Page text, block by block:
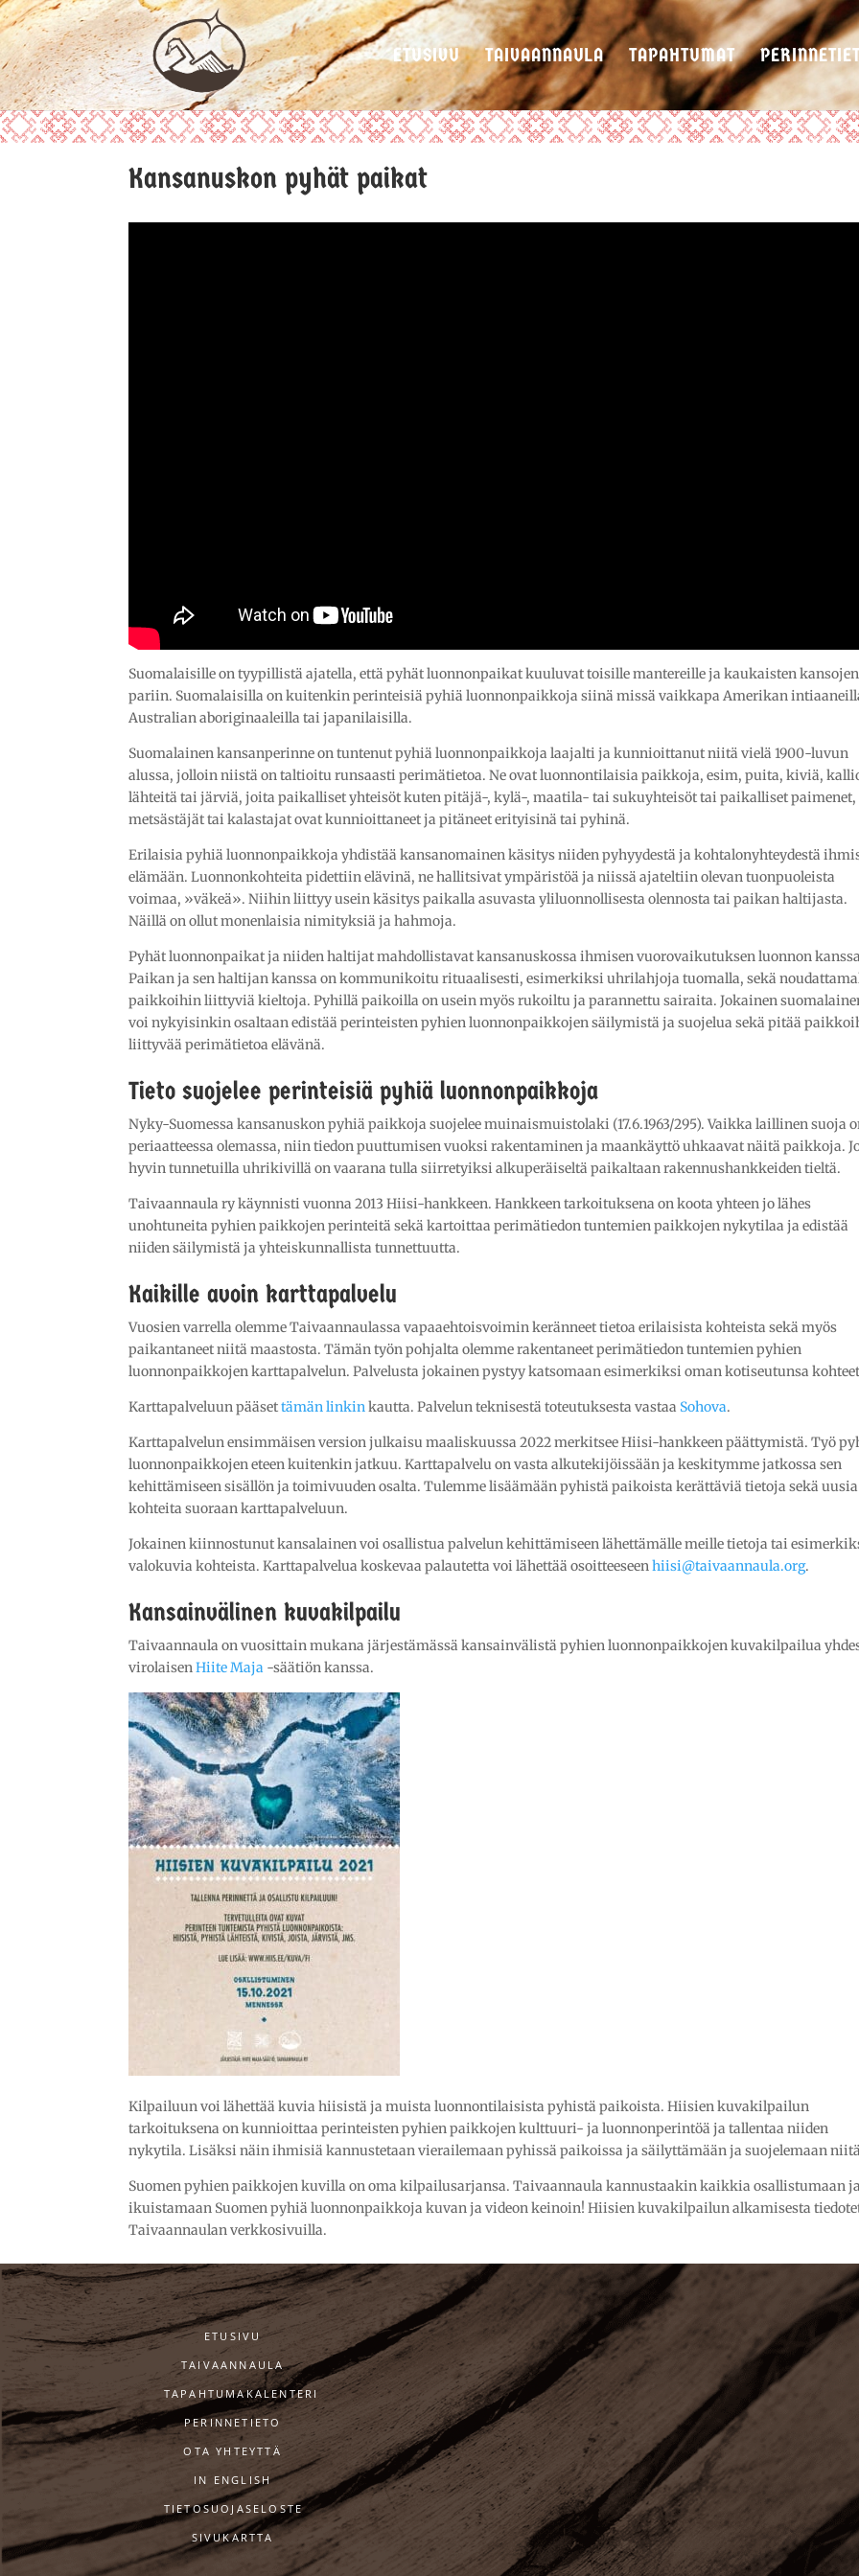
ETUSIVU TAIVAANNAULA TAPAHTUMAT
Kansanuskon pyhät paikat
Suomalaisille on tyypillistä ajatella, että pyhät luonnonpaikat kuuluvat toisille mantereille ja kaukaisten kansojen
pariin. Suomalaisilla on kuitenkin perinteisiä pyhiä luonnonpaikkoja siinä missä vaikkapa Amerikan
Australian aboriginaaleilla tai japanilaisilla.
Suomalainen kansanperinne on tuntenut pyhiä luonnonpaikkoja laajalti ja kunnioittanut niitä vielä 1900-luvun
alussa, jolloin niistä on taltioitu runsaasti perimätietoa. Ne ovat luonnontilaisia paikkoja, esim, puita, kiviä,
lähteitä tai järviä, joita paikalliset yhteisöt kuten pitäjä-, kylä-, maatila- tai sukuyhteisöt tai paikalliset paimenet,
metsästäjät tai kalastajat ovat kunnioittaneet ja pitäneet erityisinä tai pyhinä.
Erilaisia pyhiä luonnonpaikkoja yhdistää kansanomainen käsitys niiden pyhyydestä ja kohtalonyhteydestä
elämään. Luonnonkohteita pidettiin elävinä, ne hallitsivat ympäristöä ja niissä ajateltiin olevan tuonpuoleista
voimaa, »väkeä». Niihin liittyy usein käsitys paikalla asuvasta yliluonnollisesta olennosta tai paikan haltijasta.
Näillä on ollut monenlaisia nimityksiä ja hahmoja.
Pyhät luonnonpaikat ja niiden haltijat mahdollistavat kansanuskossa ihmisen vuorovaikutuksen luonnon
Paikan ja sen haltijan kanssa on kommunikoitu rituaalisesti, esimerkiksi uhrilahjoja tuomalla, sekä
paikkoihin liittyviä kieltoja. Pyhillä paikoilla on usein myös rukoiltu ja parannettu sairaita. Jokainen
voi nykyisinkin osaltaan edistää perinteisten pyhien luonnonpaikkojen säilymistä ja suojelua sekä pitää
liittyvää perimätietoa elävänä.
Tieto suojelee perinteisiä pyhiä luonnonpaikkoja
Nyky-Suomessa kansanuskon pyhiä paikkoja suojelee muinaismuistolaki (17.6.1963/295). Vaikka laillinen suoja
periaatteessa olemassa, niin tiedon puuttumisen vuoksi rakentaminen ja maankäyttö uhkaavat näitä paikkoja.
hyvin tunnetuilla uhrikivillä on vaarana tulla siirretyiksi alkuperäiseltä paikaltaan rakennushankkeiden tieltä.
Taivaannaula ry käynnisti vuonna 2013 Hiisi-hankkeen. Hankkeen tarkoituksena on koota yhteen jo lähes
unohtuneita pyhien paikkojen perinteitä sekä kartoittaa perimätiedon tuntemien paikkojen nykytilaa ja edistää
niiden säilymistä ja yhteiskunnallista tunnettuutta.
Kaikille avoin karttapalvelu
Vuosien varrella olemme Taivaannaulassa vapaaehtoisvoimin keränneet tietoa erilaisista kohteista sekä myös
paikantaneet niitä maastosta. Tämän työn pohjalta olemme rakentaneet perimätiedon tuntemien pyhien
luonnonpaikkojen karttapalvelun. Palvelusta jokainen pystyy katsomaan esimerkiksi oman kotiseutunsa
Karttapalveluun pääsettämän linkinkautta. Palvelun teknisestä toteutuksesta vastaa Sohova.
Karttapalvelun ensimmäisen version julkaisu maaliskuussa 2022 merkitsee Hiisi-hankkeen päättymistä. Työ
luonnonpaikkojen eteen kuitenkin jatkuu. Karttapalvelu on vasta alkutekijöissään ja keskitymme jatkossa sen
kehittämiseen sisällön ja toimivuuden osalta. Tulemme lisäämään pyhistä paikoista kerättäviä tietoja sekä uusia
kohteita suoraan karttapalveluun.
Jokainen kiinnostunut kansalainen voi osallistua palvelun kehittämiseen lähettämälle meille tietoja tai
valokuvia kohteista. Karttapalvelua koskevaa palautetta voi lähettää osoitteeseenhiisi@taivaannaula.org.
Kansainvälinen kuvakilpailu
Taivaannaula on vuosittain mukana järjestämässä kansainvälistä pyhien luonnonpaikkojen kuvakilpailua
virolaisenHiite Maja -säätiön kanssa.
Kilpailuun voi lähettää kuvia hiisistä ja muista luonnontilaisista pyhistä paikoista. Hiisien kuvakilpailun
tarkoituksena on kunnioittaa perinteisten pyhien paikkojen kulttuuri- ja luonnonperintöä ja tallentaa niiden
nykytila. Lisäksi näin ihmisiä kannustetaan vierailemaan pyhissä paikoissa ja säilyttämään ja suojelemaan
Suomen pyhien paikkojen kuvilla on oma kilpailusarjansa. Taivaannaula kannustaakin kaikkia osallistumaan ja
ikuistamaan Suomen pyhiä luonnonpaikkoja kuvan ja videon keinoin! Hiisien kuvakilpailun alkamisesta
Taivaannaulan verkkosivuilla.
ETUSIVU
TAIVAANNAULA
TAPAHTUMAKALENTERI
PERINNETIETO
OTA YHTEYTTÄ
IN ENGLISH
TIETOSUOJASELOSTE
SIVUKARTTA